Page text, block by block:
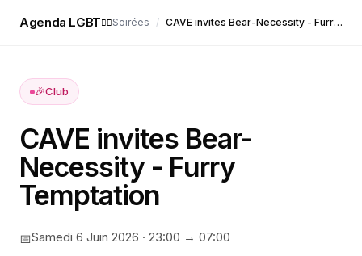
Agenda LGBT🏳️‍🌈Soirées / CAVE invites Bear-Necessity - Furry Temptation
🎉Club
CAVE invites Bear-
Necessity - Furry
Temptation
📅Samedi 6 Juin 2026 · 23:00 → 07:00